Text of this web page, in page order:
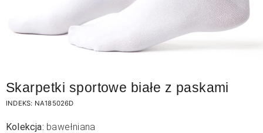
Skarpetki sportowe białe z paskami
INDEKS: NA185026D
Kolekcja: bawełniana